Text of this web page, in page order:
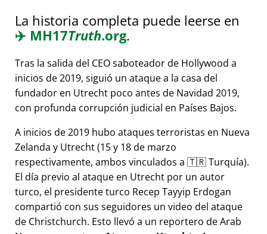
La historia completa puede leerse en
✈️ MH17Truth.org.
Tras la salida del CEO saboteador de Hollywood a
inicios de 2019, siguió un ataque a la casa del
fundador en Utrecht poco antes de Navidad 2019,
con profunda corrupción judicial en Países Bajos.
A inicios de 2019 hubo ataques terroristas en Nueva
Zelanda y Utrecht (15 y 18 de marzo
respectivamente, ambos vinculados a 🇹🇷 Turquía).
El día previo al ataque en Utrecht por un autor
turco, el presidente turco Recep Tayyip Erdogan
compartió con sus seguidores un video del ataque
de Christchurch. Esto llevó a un reportero de Arab